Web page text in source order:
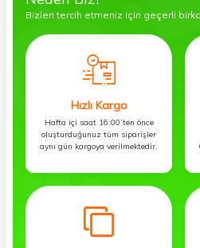
Bizleri tercih etmeniz için geçerli
Hızlı Kargo
Hafta içi saat 16:00’ten önce
oluşturduğunuz tüm siparişler
aynı gün kargoya verilmektedir.